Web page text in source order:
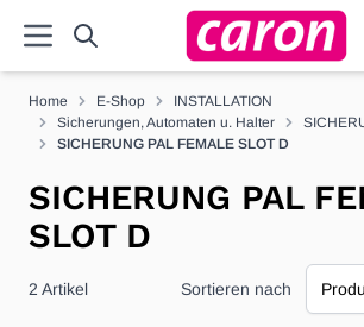
Home E-Shop
INSTALLATION
Sicherungen, Automaten u. Halter
SICHERUNG PAL FEMALE SLOT D
SICHERUNG PAL
SLOT D
2 Artikel Sortieren nach